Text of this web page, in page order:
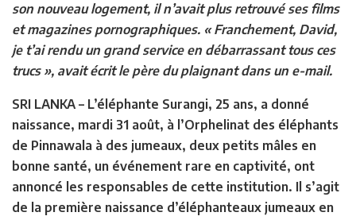
son nouveau logement, il n’avait plus retrouvé ses films
et magazines pornographiques. « Franchement, David,
je t’ai rendu un grand service en débarrassant tous ces
trucs », avait écrit le père du plaignant dans un e-mail.
SRI LANKA – L’éléphante Surangi, 25 ans, a donné
naissance, mardi 31 août, à l’Orphelinat des éléphants
de Pinnawala à des jumeaux, deux petits mâles en
bonne santé, un événement rare en captivité, ont
annoncé les responsables de cette institution. Il s’agit
de la première naissance d’éléphanteaux jumeaux en